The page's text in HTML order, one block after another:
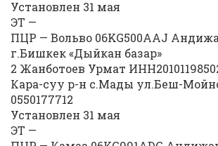
Установлен 31 мая
ЭТ —
ПЦР — Вольво 06KG500AAJ
г.Бишкек «Дыйкан базар»
2 Жанботоев Урмат
Кара-суу р-н с.Мады ул.Беш-
0550177712
Установлен 31 мая
ЭТ —